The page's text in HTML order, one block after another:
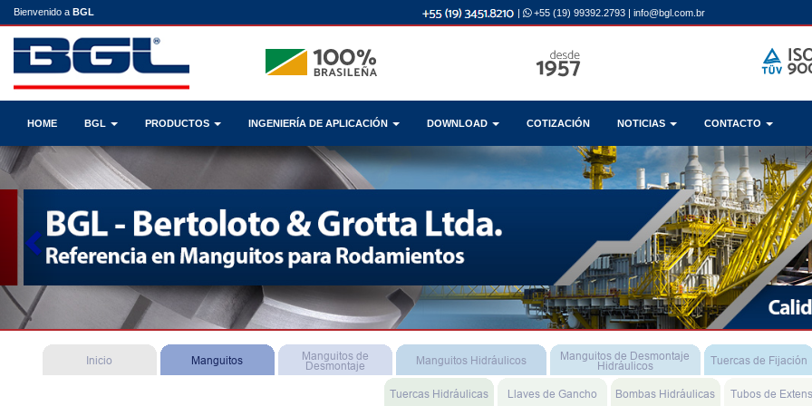
Bienvenido a BGL | +55 (19) 99392.2793 | info@bgl.com.br
HOME BGL PRODUCTOS INGENIERÍA DE APLICACIÓN DOWNLOAD COTIZACIÓN NOTICIAS CONTACTO
Previous